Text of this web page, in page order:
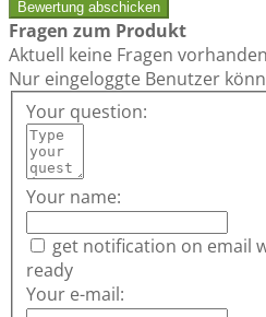
Bewertung abschicken
Fragen zum Produkt
Aktuell keine Fragen vorhanden
Nur eingeloggte Benutzer
Your question:
Your name:
get notification on email
ready
Your e-mail: